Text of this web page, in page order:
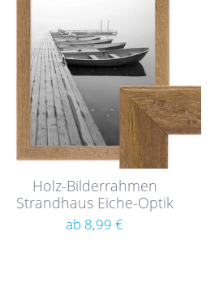
Holz-Bilderrahmen
Strandhaus Eiche-Optik
Rustikal
ab 8,99 €